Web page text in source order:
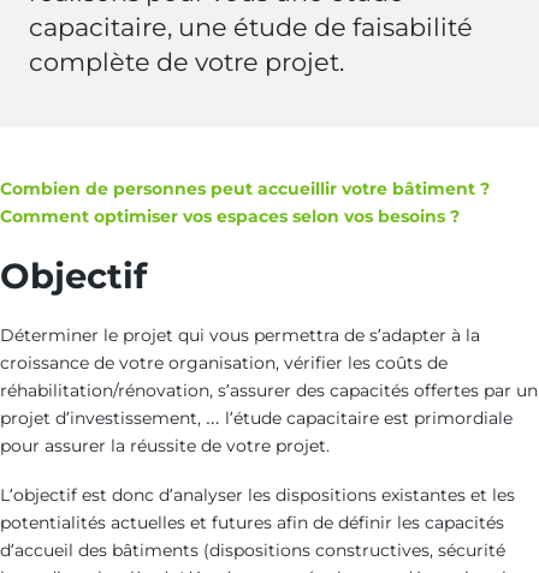
capacitaire, une étude de faisabilité
complète de votre projet.
Combien de personnes peut accueillir votre bâtiment ?
Comment optimiser vos espaces selon vos besoins ?
Objectif
Déterminer le projet qui vous permettra de s’adapter à la
croissance de votre organisation, vérifier les coûts de
réhabilitation/rénovation, s’assurer des capacités offertes par un
projet d’investissement, … l’étude capacitaire est primordiale
pour assurer la réussite de votre projet.
L’objectif est donc d’analyser les dispositions existantes et les
potentialités actuelles et futures afin de définir les capacités
d’accueil des bâtiments (dispositions constructives, sécurité